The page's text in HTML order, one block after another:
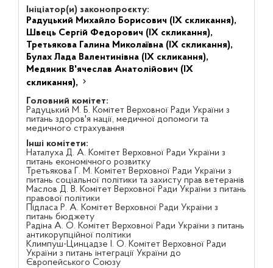
Ініціатор(и) законопроєкту:
Радуцький Михайло Борисович (IX скликання),
Швець Сергій Федорович (IX скликання),
Третьякова Галина Миколаївна (IX скликання),
Булах Лада Валентинівна (IX скликання),
Медяник В'ячеслав Анатолійович (IX
скликання),
Головний комітет:
Радуцький М. Б. Комітет Верховної Ради України з
питань здоров'я нації, медичної допомоги та
медичного страхування
Інші комітети:
Наталуха Д. А. Комітет Верховної Ради України з
питань економічного розвитку
Третьякова Г. М. Комітет Верховної Ради України з
питань соціальної політики та захисту прав ветеранів
Маслов Д. В. Комітет Верховної Ради України з питань
правової політики
Підласа Р. А. Комітет Верховної Ради України з
питань бюджету
Радіна А. О. Комітет Верховної Ради України з питань
антикорупційної політики
Климпуш-Цинцадзе І. О. Комітет Верховної Ради
України з питань інтеграції України до
Європейського Союзу